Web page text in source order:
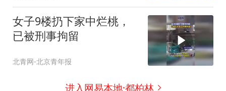
女子9楼扔下家中烂桃，
已被刑事拘留
北青网-北京青年报
进入网易本地·都柏林